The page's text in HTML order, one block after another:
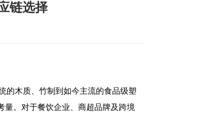
链选择
的木质、竹制到如今主流的食品级塑
量。对于餐饮企业、商超品牌及跨境